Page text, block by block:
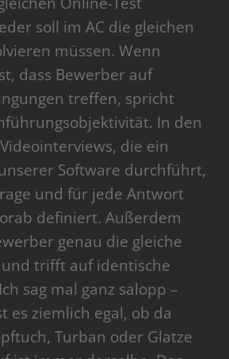
soll im AC die gleichen
müssen. Wenn
dass Bewerber auf
treffen, spricht
In den
die ein
Software durchführt,
und für jede Antwort
definiert. Außerdem
genau die gleiche
und trifft auf identische
sag mal ganz salopp –
es ziemlich egal, ob da
Turban oder Glatze